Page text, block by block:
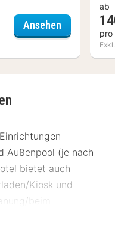
Ansehen Alcor
ab
pro
Außenpool (je nach
bietet auch
Kiosk und
beim